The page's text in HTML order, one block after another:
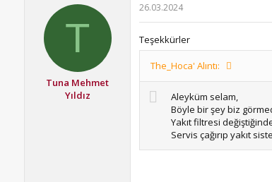
T
Tuna Mehmet
Yıldız
26.03.2024
Teşekkürler
The_Hoca' Alıntı:
Aleyküm selam,
Böyle bir şey biz
Yakıt filtresi
Servis çağırıp yakıt